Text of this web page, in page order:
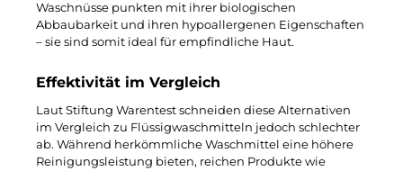
Waschnüsse punkten mit ihrer biologischen
Abbaubarkeit und ihren hypoallergenen Eigenschaften
– sie sind somit ideal für empfindliche Haut.
Effektivität im Vergleich
Laut Stiftung Warentest schneiden diese Alternativen
im Vergleich zu Flüssigwaschmitteln jedoch schlechter
ab. Während herkömmliche Waschmittel eine höhere
Reinigungsleistung bieten, reichen Produkte wie